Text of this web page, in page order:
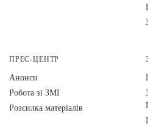
ПРЕС-ЦЕНТР
Анонси
Робота зі ЗМІ
Розсилка матеріалів